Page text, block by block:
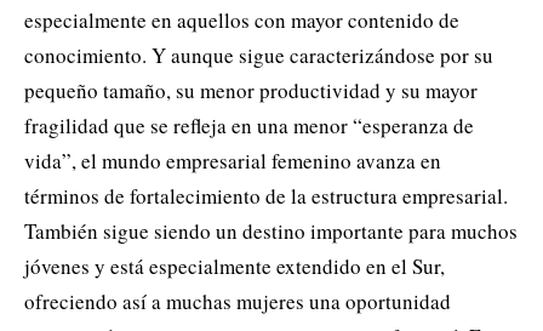
especialmente en aquellos con mayor contenido de
conocimiento. Y aunque sigue caracterizándose por su
pequeño tamaño, su menor productividad y su mayor
fragilidad que se refleja en una menor “esperanza de
vida”, el mundo empresarial femenino avanza en
términos de fortalecimiento de la estructura empresarial.
También sigue siendo un destino importante para muchos
jóvenes y está especialmente extendido en el Sur,
ofreciendo así a muchas mujeres una oportunidad